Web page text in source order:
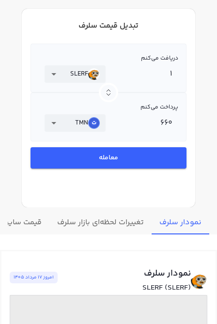
تبدیل قیمت سلرف
دریافت می‌کنم
SLERF
پرداخت می‌کنم
TMN
معامله
نمودار سلرف تغییرات لحظه‌ای بازار سلرف قیمت سایر
نمودار سلرف
SLERF (SLERF)
امروز ١٧ مرداد ١٤٠٥